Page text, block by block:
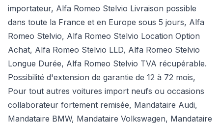
importateur, Alfa Romeo Stelvio Livraison possible
dans toute la France et en Europe sous 5 jours, Alfa
Romeo Stelvio, Alfa Romeo Stelvio Location Option
Achat, Alfa Romeo Stelvio LLD, Alfa Romeo Stelvio
Longue Durée, Alfa Romeo Stelvio TVA récupérable.
Possibilité d'extension de garantie de 12 à 72 mois,
Pour tout autres voitures import neufs ou occasions
collaborateur fortement remisée, Mandataire Audi,
Mandataire BMW, Mandataire Volkswagen, Mandataire